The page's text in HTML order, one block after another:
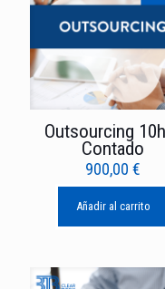
Outsourcing
Contado
900,00€
Añadir al carrito